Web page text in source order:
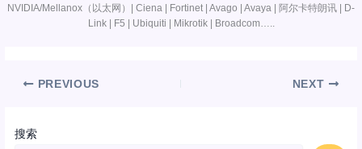
搜索
NVIDIA/Mellanox（以太网）| Ciena | Fortinet | Avago | Avaya | 阿尔卡特朗讯 | D-
Link | F5 | Ubiquiti | Mikrotik | Broadcom…..
PREVIOUS NEXT